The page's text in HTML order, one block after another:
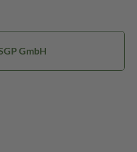
GmbH